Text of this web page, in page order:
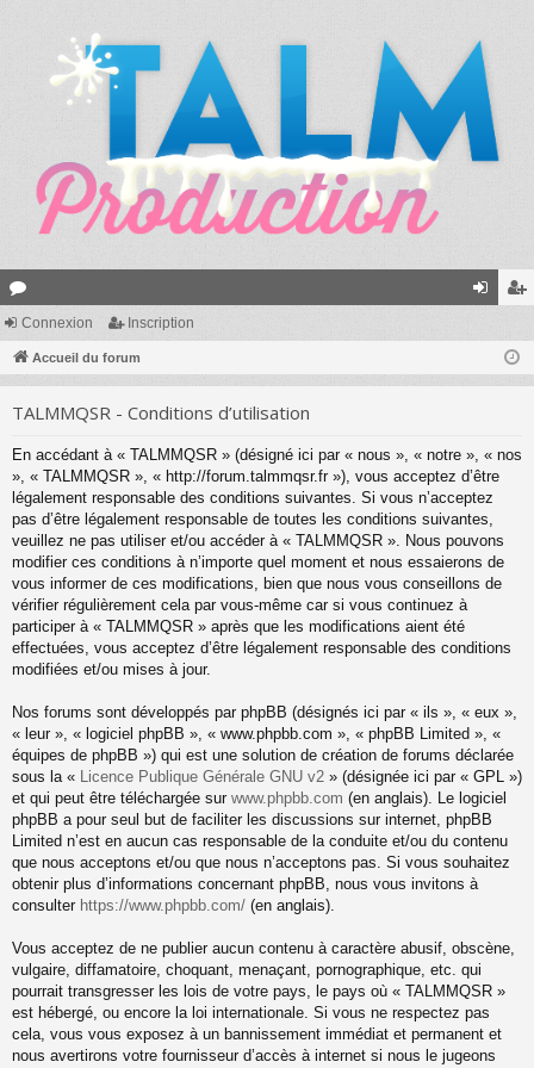
or
u cri
Connexion Inscription
Accueil du forum
TALMMQSR - Conditions d’utilisation
En accédant à « TALMMQSR » (désigné ici par « nous », « notre », « nos
», « TALMMQSR », « http://forum.talmmqsr.fr »), vous acceptez d’être
légalement responsable des conditions suivantes. Si vous n’acceptez
pas d’être légalement responsable de toutes les conditions suivantes,
veuillez ne pas utiliser et/ou accéder à « TALMMQSR ». Nous pouvons
modifier ces conditions à n’importe quel moment et nous essaierons de
vous informer de ces modifications, bien que nous vous conseillons de
vérifier régulièrement cela par vous-même car si vous continuez à
participer à « TALMMQSR » après que les modifications aient été
effectuées, vous acceptez d’être légalement responsable des conditions
modifiées et/ou mises à jour.
Nos forums sont développés par phpBB (désignés ici par « ils », « eux »,
« leur », « logiciel phpBB », « www.phpbb.com », « phpBB Limited », «
équipes de phpBB ») qui est une solution de création de forums déclarée
sous la « Licence Publique Générale GNU v2 » (désignée ici par « GPL »)
et qui peut être téléchargée sur www.phpbb.com (en anglais). Le logiciel
phpBB a pour seul but de faciliter les discussions sur internet, phpBB
Limited n’est en aucun cas responsable de la conduite et/ou du contenu
que nous acceptons et/ou que nous n’acceptons pas. Si vous souhaitez
obtenir plus d’informations concernant phpBB, nous vous invitons à
consulter https://www.phpbb.com/ (en anglais).
Vous acceptez de ne publier aucun contenu à caractère abusif, obscène,
vulgaire, diffamatoire, choquant, menaçant, pornographique, etc. qui
pourrait transgresser les lois de votre pays, le pays où « TALMMQSR »
est hébergé, ou encore la loi internationale. Si vous ne respectez pas
cela, vous vous exposez à un bannissement immédiat et permanent et
nous avertirons votre fournisseur d’accès à internet si nous le jugeons